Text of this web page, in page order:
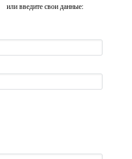
или введите свои данные: